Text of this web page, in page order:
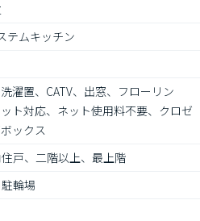
テムキッチン
濯置、CATV、出窓、フローリン
ト対応、ネット使用料不要、クロゼ
ックス
戸、二階以上、最上階
輪場